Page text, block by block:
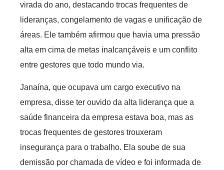
virada do ano, destacando trocas frequentes de
lideranças, congelamento de vagas e unificação de
áreas. Ele também afirmou que havia uma pressão
alta em cima de metas inalcançáveis e um conflito
entre gestores que todo mundo via.
Janaína, que ocupava um cargo executivo na
empresa, disse ter ouvido da alta liderança que a
saúde financeira da empresa estava boa, mas as
trocas frequentes de gestores trouxeram
insegurança para o trabalho. Ela soube de sua
demissão por chamada de vídeo e foi informada de